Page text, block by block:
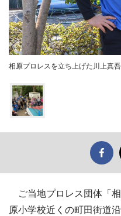
相原プロレスを立ち上げた川上真
ご当地プロレス団体「
原小学校近くの町田街道